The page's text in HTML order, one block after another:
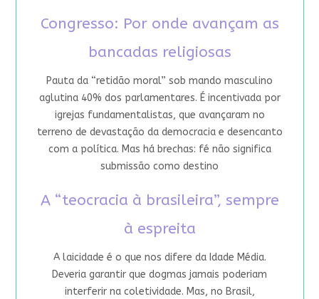
Congresso: Por onde avançam as
bancadas religiosas
Pauta da “retidão moral” sob mando masculino
aglutina 40% dos parlamentares. É incentivada por
igrejas fundamentalistas, que avançaram no
terreno de devastação da democracia e desencanto
com a política. Mas há brechas: fé não significa
submissão como destino
A “teocracia à brasileira”, sempre
à espreita
A laicidade é o que nos difere da Idade Média.
Deveria garantir que dogmas jamais poderiam
interferir na coletividade. Mas, no Brasil,